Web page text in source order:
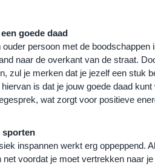
goede daad
ouder persoon met de boodschappen
naar de overkant van de straat.
zul je merken dat je jezelf een stuk
is dat je jouw goede daad kunt
wat zorgt voor positieve
sporten
inspannen werkt erg oppeppend.
net voordat je moet vertrekken naar